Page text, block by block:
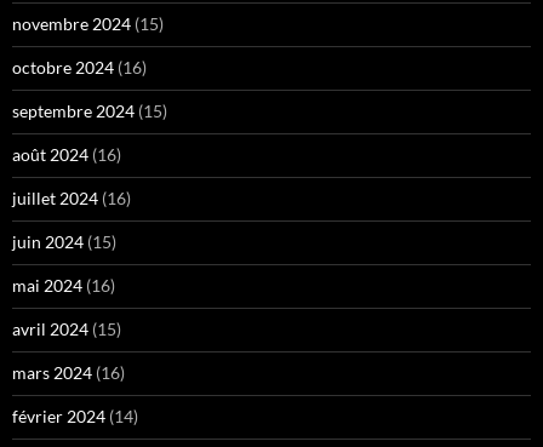
novembre 2024 (15)
octobre 2024 (16)
septembre 2024 (15)
août 2024 (16)
juillet 2024 (16)
juin 2024 (15)
mai 2024 (16)
avril 2024 (15)
mars 2024 (16)
février 2024 (14)